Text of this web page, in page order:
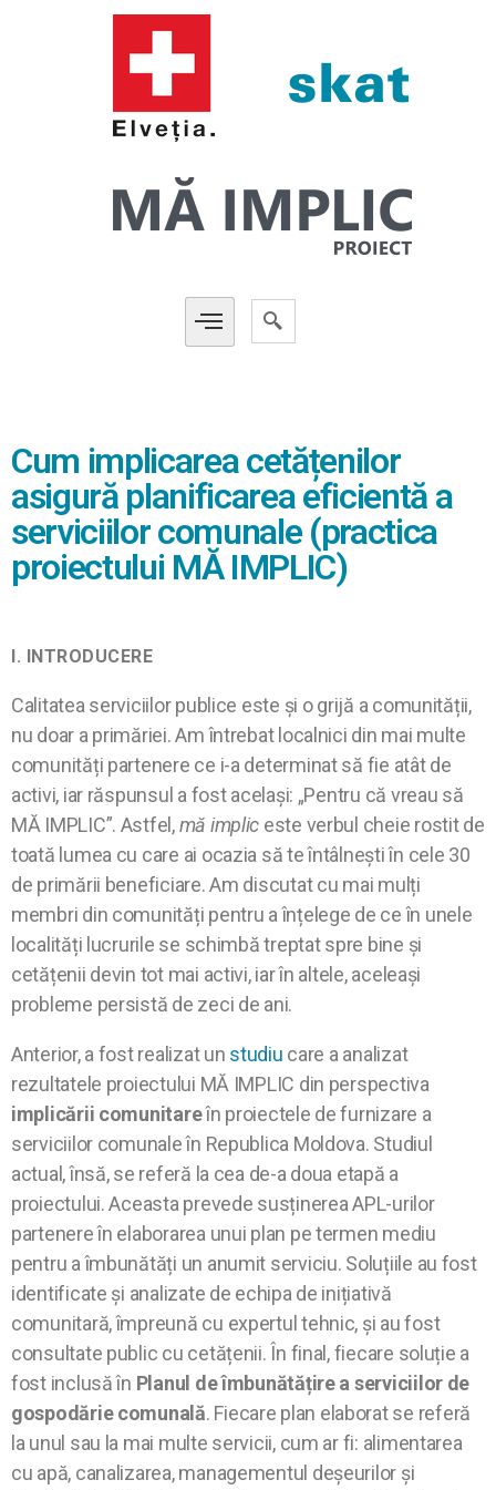
Cum implicarea cetățenilor
asigură planificarea eficientă a
serviciilor comunale (practica
proiectului MĂ IMPLIC)
I. INTRODUCERE
Calitatea serviciilor publice este și o grijă a comunității,
nu doar a primăriei. Am întrebat localnici din mai multe
comunități partenere ce i-a determinat să fie atât de
activi, iar răspunsul a fost același: „Pentru că vreau să
MĂ IMPLIC”. Astfel,mă implic este verbul cheie rostit de
toată lumea cu care ai ocazia să te întâlnești în cele 30
de primării beneficiare. Am discutat cu mai mulți
membri din comunități pentru a înțelege de ce în unele
localități lucrurile se schimbă treptat spre bine și
cetățenii devin tot mai activi, iar în altele, aceleași
probleme persistă de zeci de ani.
Anterior, a fost realizat un studiu care a analizat
rezultatele proiectului MĂ IMPLIC din perspectiva
implicării comunitareîn proiectele de furnizare a
serviciilor comunale în Republica Moldova. Studiul
actual, însă, se referă la cea de-a doua etapă a
proiectului. Aceasta prevede susținerea APL-urilor
partenere în elaborarea unui plan pe termen mediu
pentru a îmbunătăți un anumit serviciu. Soluțiile au fost
identificate și analizate de echipa de inițiativă
comunitară, împreună cu expertul tehnic, și au fost
consultate public cu cetățenii. În final, fiecare soluție a
fost inclusă în Planul de îmbunătățire a serviciilor de
gospodărie comunală. Fiecare plan elaborat se referă
la unul sau la mai multe servicii, cum ar fi: alimentarea
cu apă, canalizarea, managementul deșeurilor și